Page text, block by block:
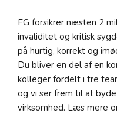
FG forsikrer næsten 2
invaliditet og kritisk
på hurtig, korrekt og
Du bliver en del af en
kolleger fordelt i tre
og vi ser frem til at
virksomhed. Læs mere